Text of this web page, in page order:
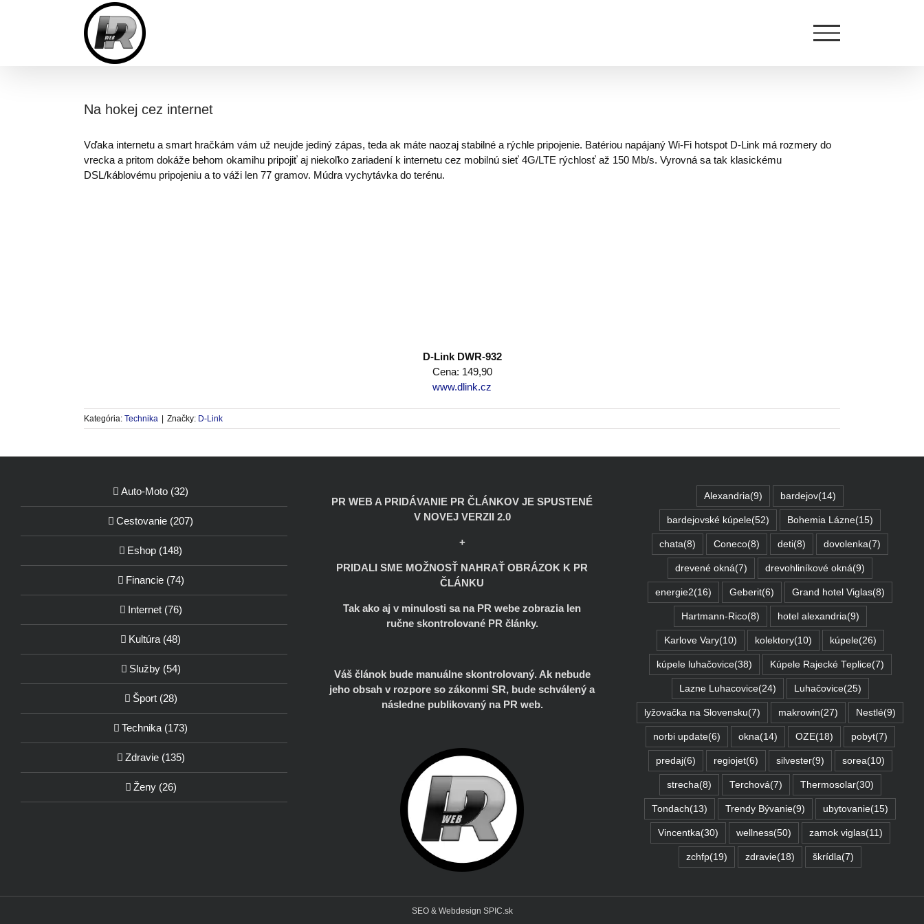
Na hokej cez internet
Vďaka internetu a smart hračkám vám už neujde jediný zápas, teda ak máte naozaj stabilné a rýchle pripojenie. Batériou napájaný Wi-Fi hotspot D-Link má rozmery do
vrecka a pritom dokáže behom okamihu pripojiť aj niekoľko zariadení k internetu cez mobilnú sieť 4G/LTE rýchlosť až 150 Mb/s. Vyrovná sa tak klasickému
DSL/káblovému pripojeniu a to váži len 77 gramov. Múdra vychytávka do terénu.
D-Link DWR-932
Cena: 149,90
www.dlink.cz
Kategória: Technika Značky: D-Link
Auto-Moto (32)
Cestovanie (207)
Eshop (148)
Financie (74)
Internet (76)
Kultúra (48)
Služby (54)
Šport (28)
Technika (173)
Zdravie (135)
Ženy (26)
PR WEB A PRIDÁVANIE PR ČLÁNKOV JE SPUSTENÉ
V NOVEJ VERZII 2.0
+
PRIDALI SME MOŽNOSŤ NAHRAŤ OBRÁZOK K PR
ČLÁNKU
Tak ako aj v minulosti sa na PR webe zobrazia len
ručne skontrolované PR články.
Váš článok bude manuálne skontrolovaný. Ak nebude
jeho obsah v rozpore so zákonmi SR, bude schválený a
následne publikovaný na PR web.
Alexandria(9) bardejov(14)
bardejovské kúpele(52) Bohemia Lázne(15)
chata(8) Coneco(8) deti(8) dovolenka(7)
drevené okná(7) drevohliníkové okná(9)
energie2(16) Geberit(6) Grand hotel Viglas(8)
Hartmann-Rico(8) hotel alexandria(9)
Karlove Vary(10) kolektory(10) kúpele(26)
kúpele luhačovice(38) Kúpele Rajecké Teplice(7)
Lazne Luhacovice(24) Luhačovice(25)
lyžovačka na Slovensku(7) makrowin(27) Nestlé(9)
norbi update(6) okna(14) OZE(18) pobyt(7)
predaj(6) regiojet(6) silvester(9) sorea(10)
strecha(8) Terchová(7) Thermosolar(30)
Tondach(13) Trendy Bývanie(9) ubytovanie(15)
Vincentka(30) wellness(50) zamok viglas(11)
zchfp(19) zdravie(18) škrídla(7)
SEO & Webdesign SPIC.sk